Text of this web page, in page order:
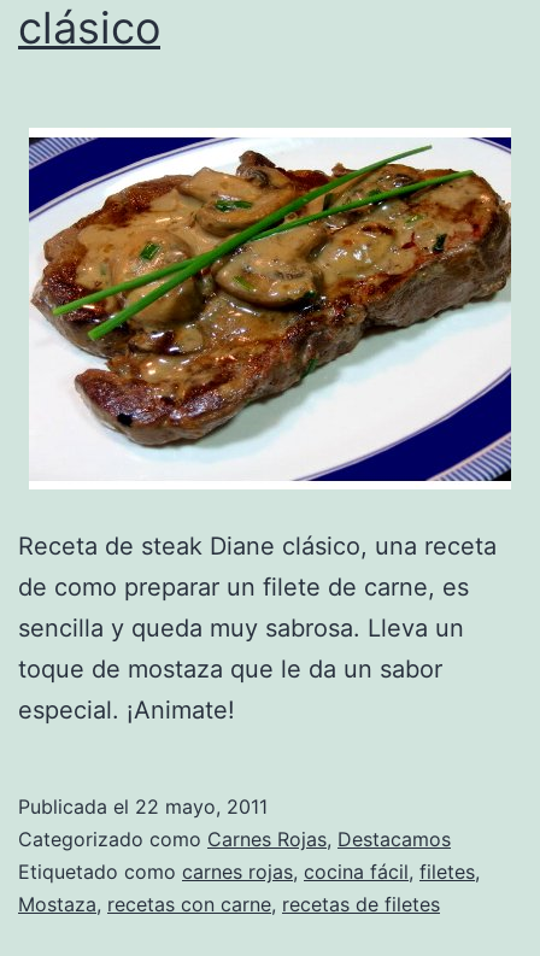
clásico
Receta de steak Diane clásico, una receta
de como preparar un filete de carne, es
sencilla y queda muy sabrosa. Lleva un
toque de mostaza que le da un sabor
especial. ¡Animate!
Publicada el 22 mayo, 2011
Categorizado como Carnes Rojas, Destacamos
Etiquetado como carnes rojas, cocina fácil, filetes,
Mostaza, recetas con carne, recetas de filetes